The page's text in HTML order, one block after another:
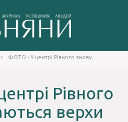
ФОТО - У центрі Рівного знову
Рівного
верхи